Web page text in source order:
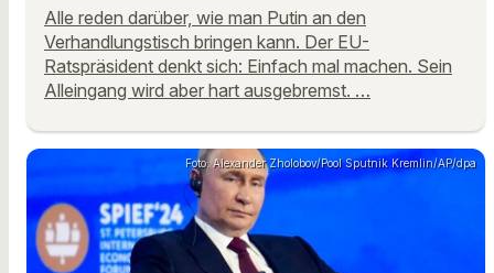
Alle reden darüber, wie man Putin an den
Verhandlungstisch bringen kann. Der EU-
Ratspräsident denkt sich: Einfach mal machen. Sein
Alleingang wird aber hart ausgebremst. …
Foto: Alexander Zholobov/Pool Sputnik Kremlin/AP/dpa